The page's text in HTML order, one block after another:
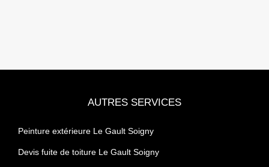
AUTRES SERVICES
Peinture extérieure Le Gault Soigny
Devis fuite de toiture Le Gault Soigny